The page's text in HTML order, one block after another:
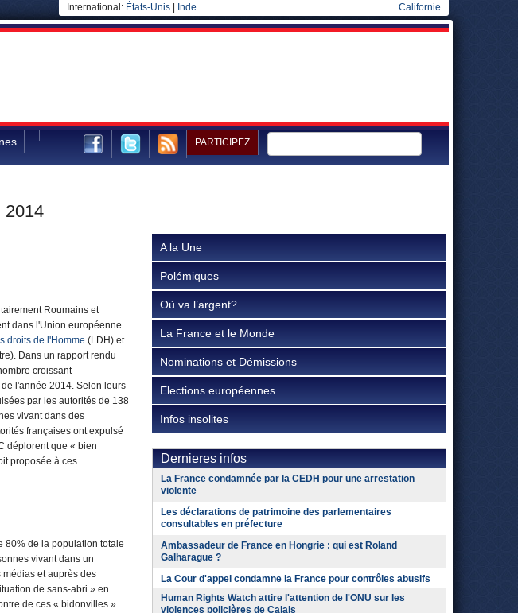
International: États-Unis Inde Californie
PARTICIPEZ
2014
Roumains et
dans l'Union européenne
droits de l'Homme (LDH) et
Dans un rapport rendu
croissant
l'année 2014. Selon leurs
par les autorités de 138
vivant dans des
françaises ont expulsé
déplorent que « bien
proposée à ces
80% de la population totale
vivant dans un
et auprès des
de sans-abri » en
de ces « bidonvilles »
A la Une
Polémiques
Où va l’argent?
La France et le Monde
Nominations et Démissions
Elections européennes
Infos insolites
Dernieres infos
La France condamnée par la CEDH pour une arrestation
violente
Les déclarations de patrimoine des parlementaires
consultables en préfecture
Ambassadeur de France en Hongrie : qui est Roland
Galharague ?
La Cour d'appel condamne la France pour contrôles abusifs
Human Rights Watch attire l'attention de l'ONU sur les